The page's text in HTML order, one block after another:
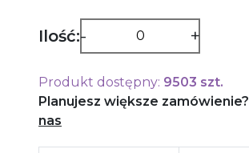
Ilość:- +
Produkt dostępny: 9503 szt.
Planujesz większe zamówienie?
nas